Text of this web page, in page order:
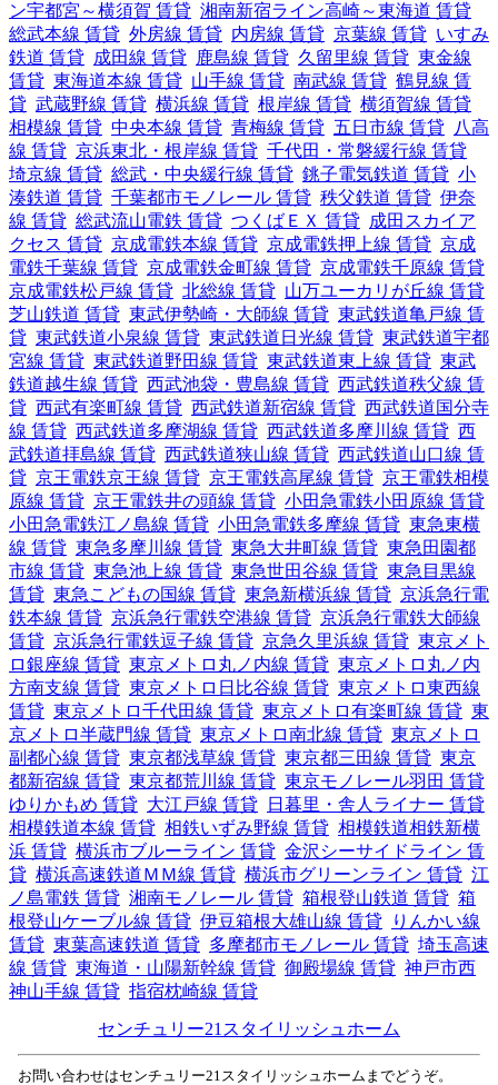
ン宇都宮～横須賀 賃貸 湘南新宿ライン高崎～東海道 賃貸
総武本線 賃貸 外房線 賃貸 内房線 賃貸 京葉線 賃貸 いすみ
鉄道 賃貸 成田線 賃貸 鹿島線 賃貸 久留里線 賃貸 東金線
賃貸 東海道本線 賃貸 山手線 賃貸 南武線 賃貸 鶴見線 賃
貸 武蔵野線 賃貸 横浜線 賃貸 根岸線 賃貸 横須賀線 賃貸
相模線 賃貸 中央本線 賃貸 青梅線 賃貸 五日市線 賃貸 八高
線 賃貸 京浜東北・根岸線 賃貸 千代田・常磐緩行線 賃貸
埼京線 賃貸 総武・中央緩行線 賃貸 銚子電気鉄道 賃貸 小
湊鉄道 賃貸 千葉都市モノレール 賃貸 秩父鉄道 賃貸 伊奈
線 賃貸 総武流山電鉄 賃貸 つくばＥＸ 賃貸 成田スカイア
クセス 賃貸 京成電鉄本線 賃貸 京成電鉄押上線 賃貸 京成
電鉄千葉線 賃貸 京成電鉄金町線 賃貸 京成電鉄千原線 賃貸
京成電鉄松戸線 賃貸 北総線 賃貸 山万ユーカリが丘線 賃貸
芝山鉄道 賃貸 東武伊勢崎・大師線 賃貸 東武鉄道亀戸線 賃
貸 東武鉄道小泉線 賃貸 東武鉄道日光線 賃貸 東武鉄道宇都
宮線 賃貸 東武鉄道野田線 賃貸 東武鉄道東上線 賃貸 東武
鉄道越生線 賃貸 西武池袋・豊島線 賃貸 西武鉄道秩父線 賃
貸 西武有楽町線 賃貸 西武鉄道新宿線 賃貸 西武鉄道国分寺
線 賃貸 西武鉄道多摩湖線 賃貸 西武鉄道多摩川線 賃貸 西
武鉄道拝島線 賃貸 西武鉄道狭山線 賃貸 西武鉄道山口線 賃
貸 京王電鉄京王線 賃貸 京王電鉄高尾線 賃貸 京王電鉄相模
原線 賃貸 京王電鉄井の頭線 賃貸 小田急電鉄小田原線 賃貸
小田急電鉄江ノ島線 賃貸 小田急電鉄多摩線 賃貸 東急東横
線 賃貸 東急多摩川線 賃貸 東急大井町線 賃貸 東急田園都
市線 賃貸 東急池上線 賃貸 東急世田谷線 賃貸 東急目黒線
賃貸 東急こどもの国線 賃貸 東急新横浜線 賃貸 京浜急行電
鉄本線 賃貸 京浜急行電鉄空港線 賃貸 京浜急行電鉄大師線
賃貸 京浜急行電鉄逗子線 賃貸 京急久里浜線 賃貸 東京メト
ロ銀座線 賃貸 東京メトロ丸ノ内線 賃貸 東京メトロ丸ノ内
方南支線 賃貸 東京メトロ日比谷線 賃貸 東京メトロ東西線
賃貸 東京メトロ千代田線 賃貸 東京メトロ有楽町線 賃貸 東
京メトロ半蔵門線 賃貸 東京メトロ南北線 賃貸 東京メトロ
副都心線 賃貸 東京都浅草線 賃貸 東京都三田線 賃貸 東京
都新宿線 賃貸 東京都荒川線 賃貸 東京モノレール羽田 賃貸
ゆりかもめ 賃貸 大江戸線 賃貸
日暮里・舎人ライナー 賃貸
相模鉄道本線 賃貸 相鉄いずみ野線 賃貸 相模鉄道相鉄新横
浜 賃貸 横浜市ブルーライン 賃貸 金沢シーサイドライン 賃
貸 横浜高速鉄道ＭＭ線 賃貸 横浜市グリーンライン 賃貸 江
ノ島電鉄 賃貸 湘南モノレール 賃貸 箱根登山鉄道 賃貸 箱
根登山ケーブル線 賃貸 伊豆箱根大雄山線 賃貸
りんかい線
賃貸 東葉高速鉄道 賃貸 多摩都市モノレール 賃貸 埼玉高速
線 賃貸 東海道・山陽新幹線 賃貸 御殿場線 賃貸 神戸市西
神山手線 賃貸 指宿枕崎線 賃貸
センチュリー21スタイリッシュホーム
お問い合わせはセンチュリー21スタイリッシュホームまでどうぞ。